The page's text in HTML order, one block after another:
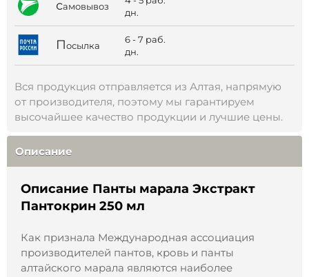
самовывоз
дн.
Посылка
6 - 7 раб.
дн.
Вся продукция отправляется из Алтая, напрямую
от производителя, поэтому мы гарантируем
высочайшее качество продукции и лучшие цены.
Описание
Описание Панты марала Экстракт
Пантокрин 250 мл
Как признала Международная ассоциация
производителей пантов, кровь и панты
алтайского марала являются наиболее